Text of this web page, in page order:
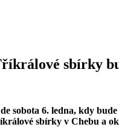
sbírky
sobota 6. ledna, kdy
sbírky v Chebu a